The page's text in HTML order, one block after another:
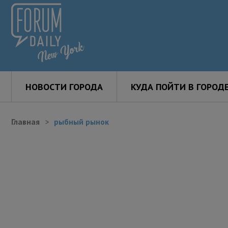
НОВОСТИ ГОРОДА КУДА ПОЙТИ В
Главная рыбный рынок